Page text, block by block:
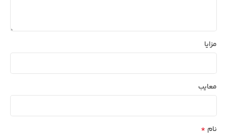
مزایا
معایب
نام *